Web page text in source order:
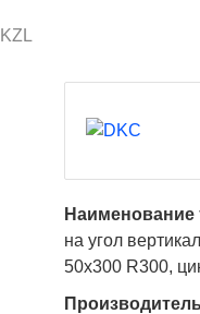
Наименование
на угол
50х300 R300,